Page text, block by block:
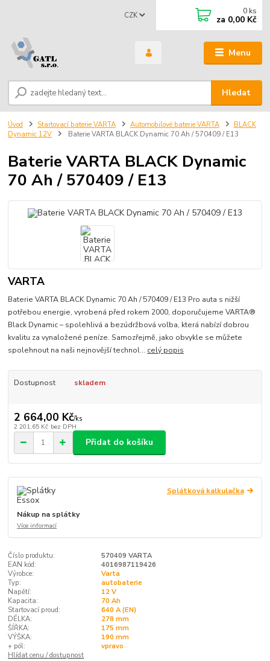
Menu
CZK
Hledat
0 ks
za 0,00 Kč
Úvod Startovací baterie VARTA Automobilové baterie VARTA
BLACK
Dynamic 12V
Baterie VARTA BLACK Dynamic 70 Ah / 570409 / E13
Baterie VARTA BLACK Dynamic
70 Ah / 570409 / E13
VARTA
Baterie VARTA BLACK Dynamic 70 Ah / 570409 / E13 Pro auta s nižší
potřebou energie, vyrobená před rokem 2000, doporučujeme VARTA®
Black Dynamic – spolehlivá a bezúdržbová volba, která nabízí dobrou
kvalitu za vynaložené peníze. Samozřejmě, jako obvykle se můžete
spolehnout na naši nejnovější technol... celý popis
Dostupnost skladem
2 664,00 Kč/ks
2 201,65 Kč bez DPH
Přidat do košíku
Splátková kalkulačka
Nákup na splátky
Více informací
Číslo produktu:
570409 VARTA
EAN kód:
4016987119426
Výrobce:
Varta
Typ:
autobaterie
Napětí:
12 V
Kapacita:
70 Ah
Startovací proud:
640 A (EN)
DÉLKA:
278 mm
ŠÍŘKA:
175 mm
VÝŠKA:
190 mm
+ pól:
vpravo
Hlídat cenu / dostupnost